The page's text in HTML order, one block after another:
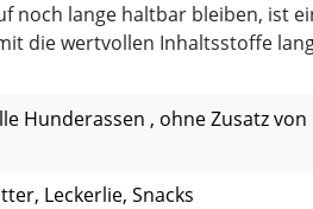
noch lange haltbar bleiben, ist
die wertvollen Inhaltsstoffe
Hunderassen , ohne Zusatz von
Leckerlie, Snacks